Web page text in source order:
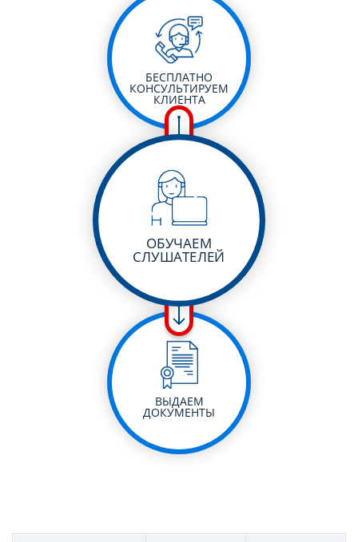
БЕСПЛАТНО
КОНСУЛЬТИРУЕМ
КЛИЕНТА
ОБУЧАЕМ
СЛУШАТЕЛЕЙ
ВЫДАЕМ
ДОКУМЕНТЫ